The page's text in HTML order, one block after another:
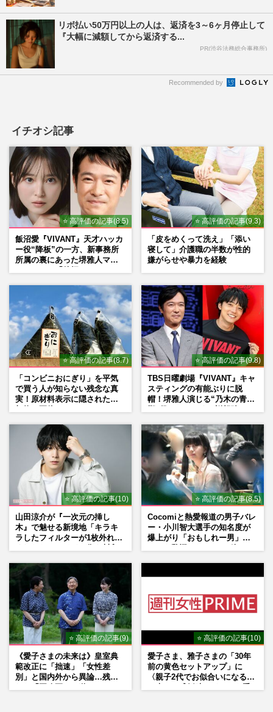
リボ払い50万円以上の人は、返済を3～6ヶ月停止して
『大幅に減額してから返済する...
PR(渋谷法務総合事務所)
Recommended by
イチオシ記事
⭐ 高評価の記事(8.5)
飯沼愛『VIVANT』天才ハッカ
ー役“降板”の一方、新事務所
所属の裏にあった堺雅人マネ
⭐ 高評価の記事(9.3)
「皮をめくって洗え」「添い
寝して」介護職の半数が性的
嫌がらせや暴力を経験
⭐ 高評価の記事(8.7)
「コンビニおにぎり」を平気
で買う人が知らない残念な真
実！原材料表示に隠された添
⭐ 高評価の記事(9.8)
TBS日曜劇場『VIVANT』キャ
スティングの有能ぶりに脱
帽！堺雅人演じる“乃木の青年
マン長男・櫻井海音だった
⭐ 高評価の記事(10)
山田涼介が『一次元の挿し
木』で魅せる新境地「キラキ
ラしたフィルターが1枚外れて
⭐ 高評価の記事(8.5)
Cocomiと熱愛報道の男子バレ
ー・小川智大選手の知名度が
爆上がり「おもしれー男」フ
⭐ 高評価の記事(9)
《愛子さまの未来は》皇室典
範改正に「拙速」「女性差
別」と国内外から異論…残さ
⭐ 高評価の記事(10)
愛子さま、雅子さまの「30年
前の黄色セットアップ」に
〈親子2代でお似合いになる〉